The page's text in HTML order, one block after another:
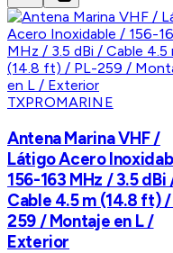
TXPROMARINE
Antena Marina VHF /
Látigo Acero
156-163 MHz / 3.5 dBi
Cable 4.5 m (14.8 ft) /
259 / Montaje en L /
Exterior